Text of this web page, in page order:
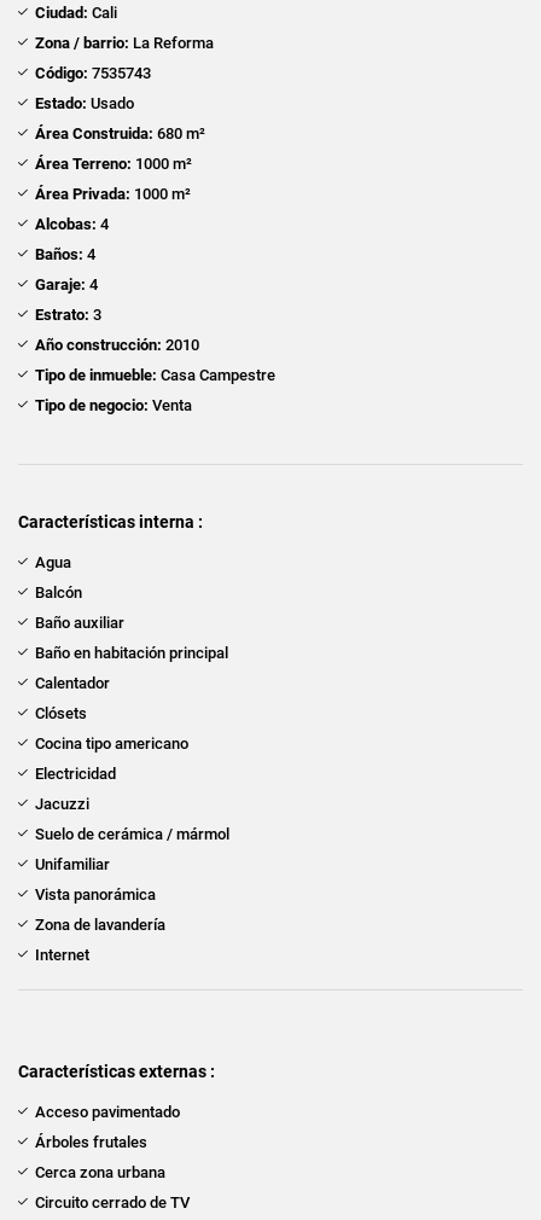
Ciudad: Cali
Zona / barrio: La Reforma
Código: 7535743
Estado: Usado
Área Construida: 680 m²
Área Terreno: 1000 m²
Área Privada: 1000 m²
Alcobas: 4
Baños: 4
Garaje: 4
Estrato: 3
Año construcción: 2010
Tipo de inmueble: Casa Campestre
Tipo de negocio: Venta
Características interna :
Agua
Balcón
Baño auxiliar
Baño en habitación principal
Calentador
Clósets
Cocina tipo americano
Electricidad
Jacuzzi
Suelo de cerámica / mármol
Unifamiliar
Vista panorámica
Zona de lavandería
Internet
Características externas :
Acceso pavimentado
Árboles frutales
Cerca zona urbana
Circuito cerrado de TV